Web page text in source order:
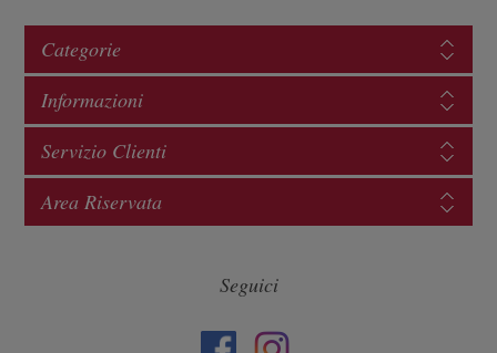
Categorie
Informazioni
Servizio Clienti
Area Riservata
Seguici